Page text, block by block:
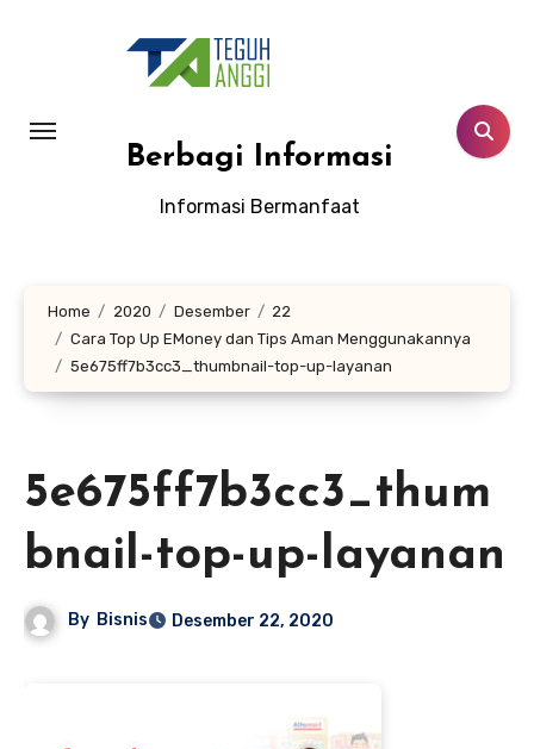
Berbagi Informasi
Informasi Bermanfaat
Home 2020 Desember
22
Cara Top Up EMoney dan Tips Aman Menggunakannya
5e675ff7b3cc3_thumbnail-top-up-layanan
5e675ff7b3cc3_thum
bnail-top-up-layanan
By Bisnis Desember 22, 2020